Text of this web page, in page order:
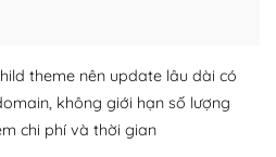
và themes
WordPress đều có thể dễ
đã cung cấp khoảng 60%
theme nên update lâu dài có
không giới hạn số lượng
chi phí và thời gian